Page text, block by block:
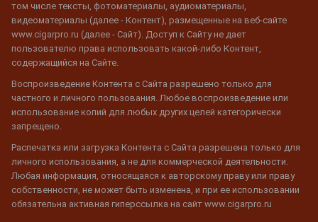
том числе тексты, фотоматериалы, аудиоматериалы,
видеоматериалы (далее - Контент), размещенные на веб-сайте
www.cigarpro.ru (далее - Сайт). Доступ к Сайту не дает
пользователю права использовать какой-либо Контент,
содержащийся на Сайте.
Воспроизведение Контента с Сайта разрешено только для
частного и личного пользования. Любое воспроизведение или
использование копий для любых других целей категорически
запрещено.
Распечатка или загрузка Контента с Сайта разрешена только для
личного использования, а не для коммерческой деятельности.
Любая информация, относящаяся к авторскому праву или праву
собственности, не может быть изменена, и при ее использовании
обязательна активная гиперссылка на сайт www.cigarpro.ru